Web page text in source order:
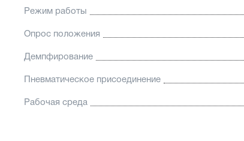
Режим работы
Опрос положения
Демпфирование
Пневматическое присоединение
Рабочая среда